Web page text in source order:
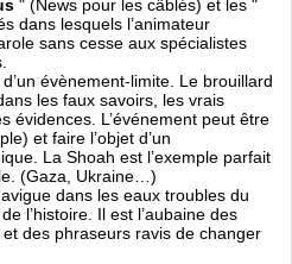
" (News pour les câblés) et les "
dans lesquels l’animateur
sans cesse aux spécialistes
évènement-limite. Le brouillard
les faux savoirs, les vrais
évidences. L’événement peut être
et faire l’objet d’un
La Shoah est l’exemple parfait
(Gaza, Ukraine…)
dans les eaux troubles du
l’histoire. Il est l’aubaine des
des phraseurs ravis de changer